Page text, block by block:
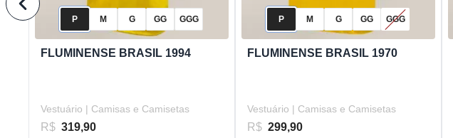
P M G GG GGG
FLUMINENSE BRASIL 1994
Vestuário | Camisas e Camisetas
R$ 319,90
P M G GG GGG
FLUMINENSE BRASIL 1970
Vestuário | Camisas e Camisetas
R$ 299,90